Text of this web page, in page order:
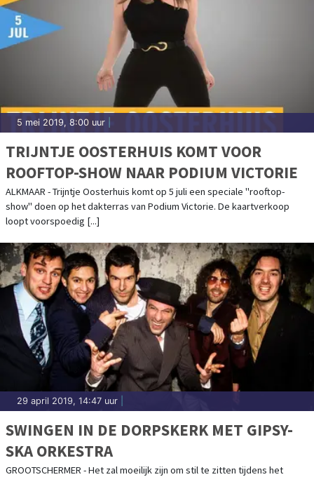
5 mei 2019, 8:00 uur
TRIJNTJE OOSTERHUIS KOMT VOOR
ROOFTOP-SHOW NAAR PODIUM VICTORIE
ALKMAAR - Trijntje Oosterhuis komt op 5 juli een speciale "rooftop-
show" doen op het dakterras van Podium Victorie. De kaartverkoop
loopt voorspoedig [...]
29 april 2019, 14:47 uur
SWINGEN IN DE DORPSKERK MET GIPSY-
SKA ORKESTRA
GROOTSCHERMER - Het zal moeilijk zijn om stil te zitten tijdens het